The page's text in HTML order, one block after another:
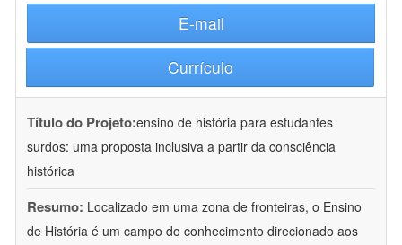
E-mail
Currículo
Título do Projeto:ensino de história para estudantes
surdos: uma proposta inclusiva a partir da consciência
histórica
Resumo: Localizado em uma zona de fronteiras, o Ensino
de História é um campo do conhecimento direcionado aos